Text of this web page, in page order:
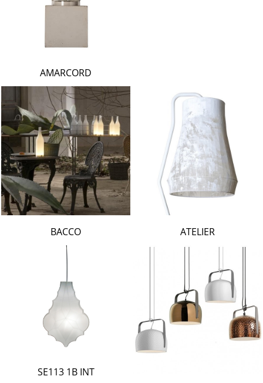
AMARCORD
ATELIER
BACCO
SE113 1B INT